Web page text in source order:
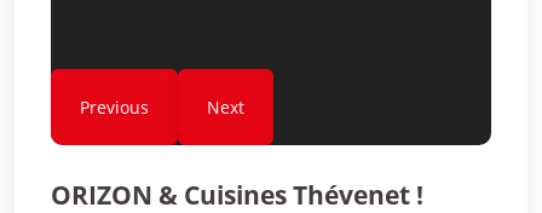
Previous Next
ORIZON & Cuisines Thévenet !